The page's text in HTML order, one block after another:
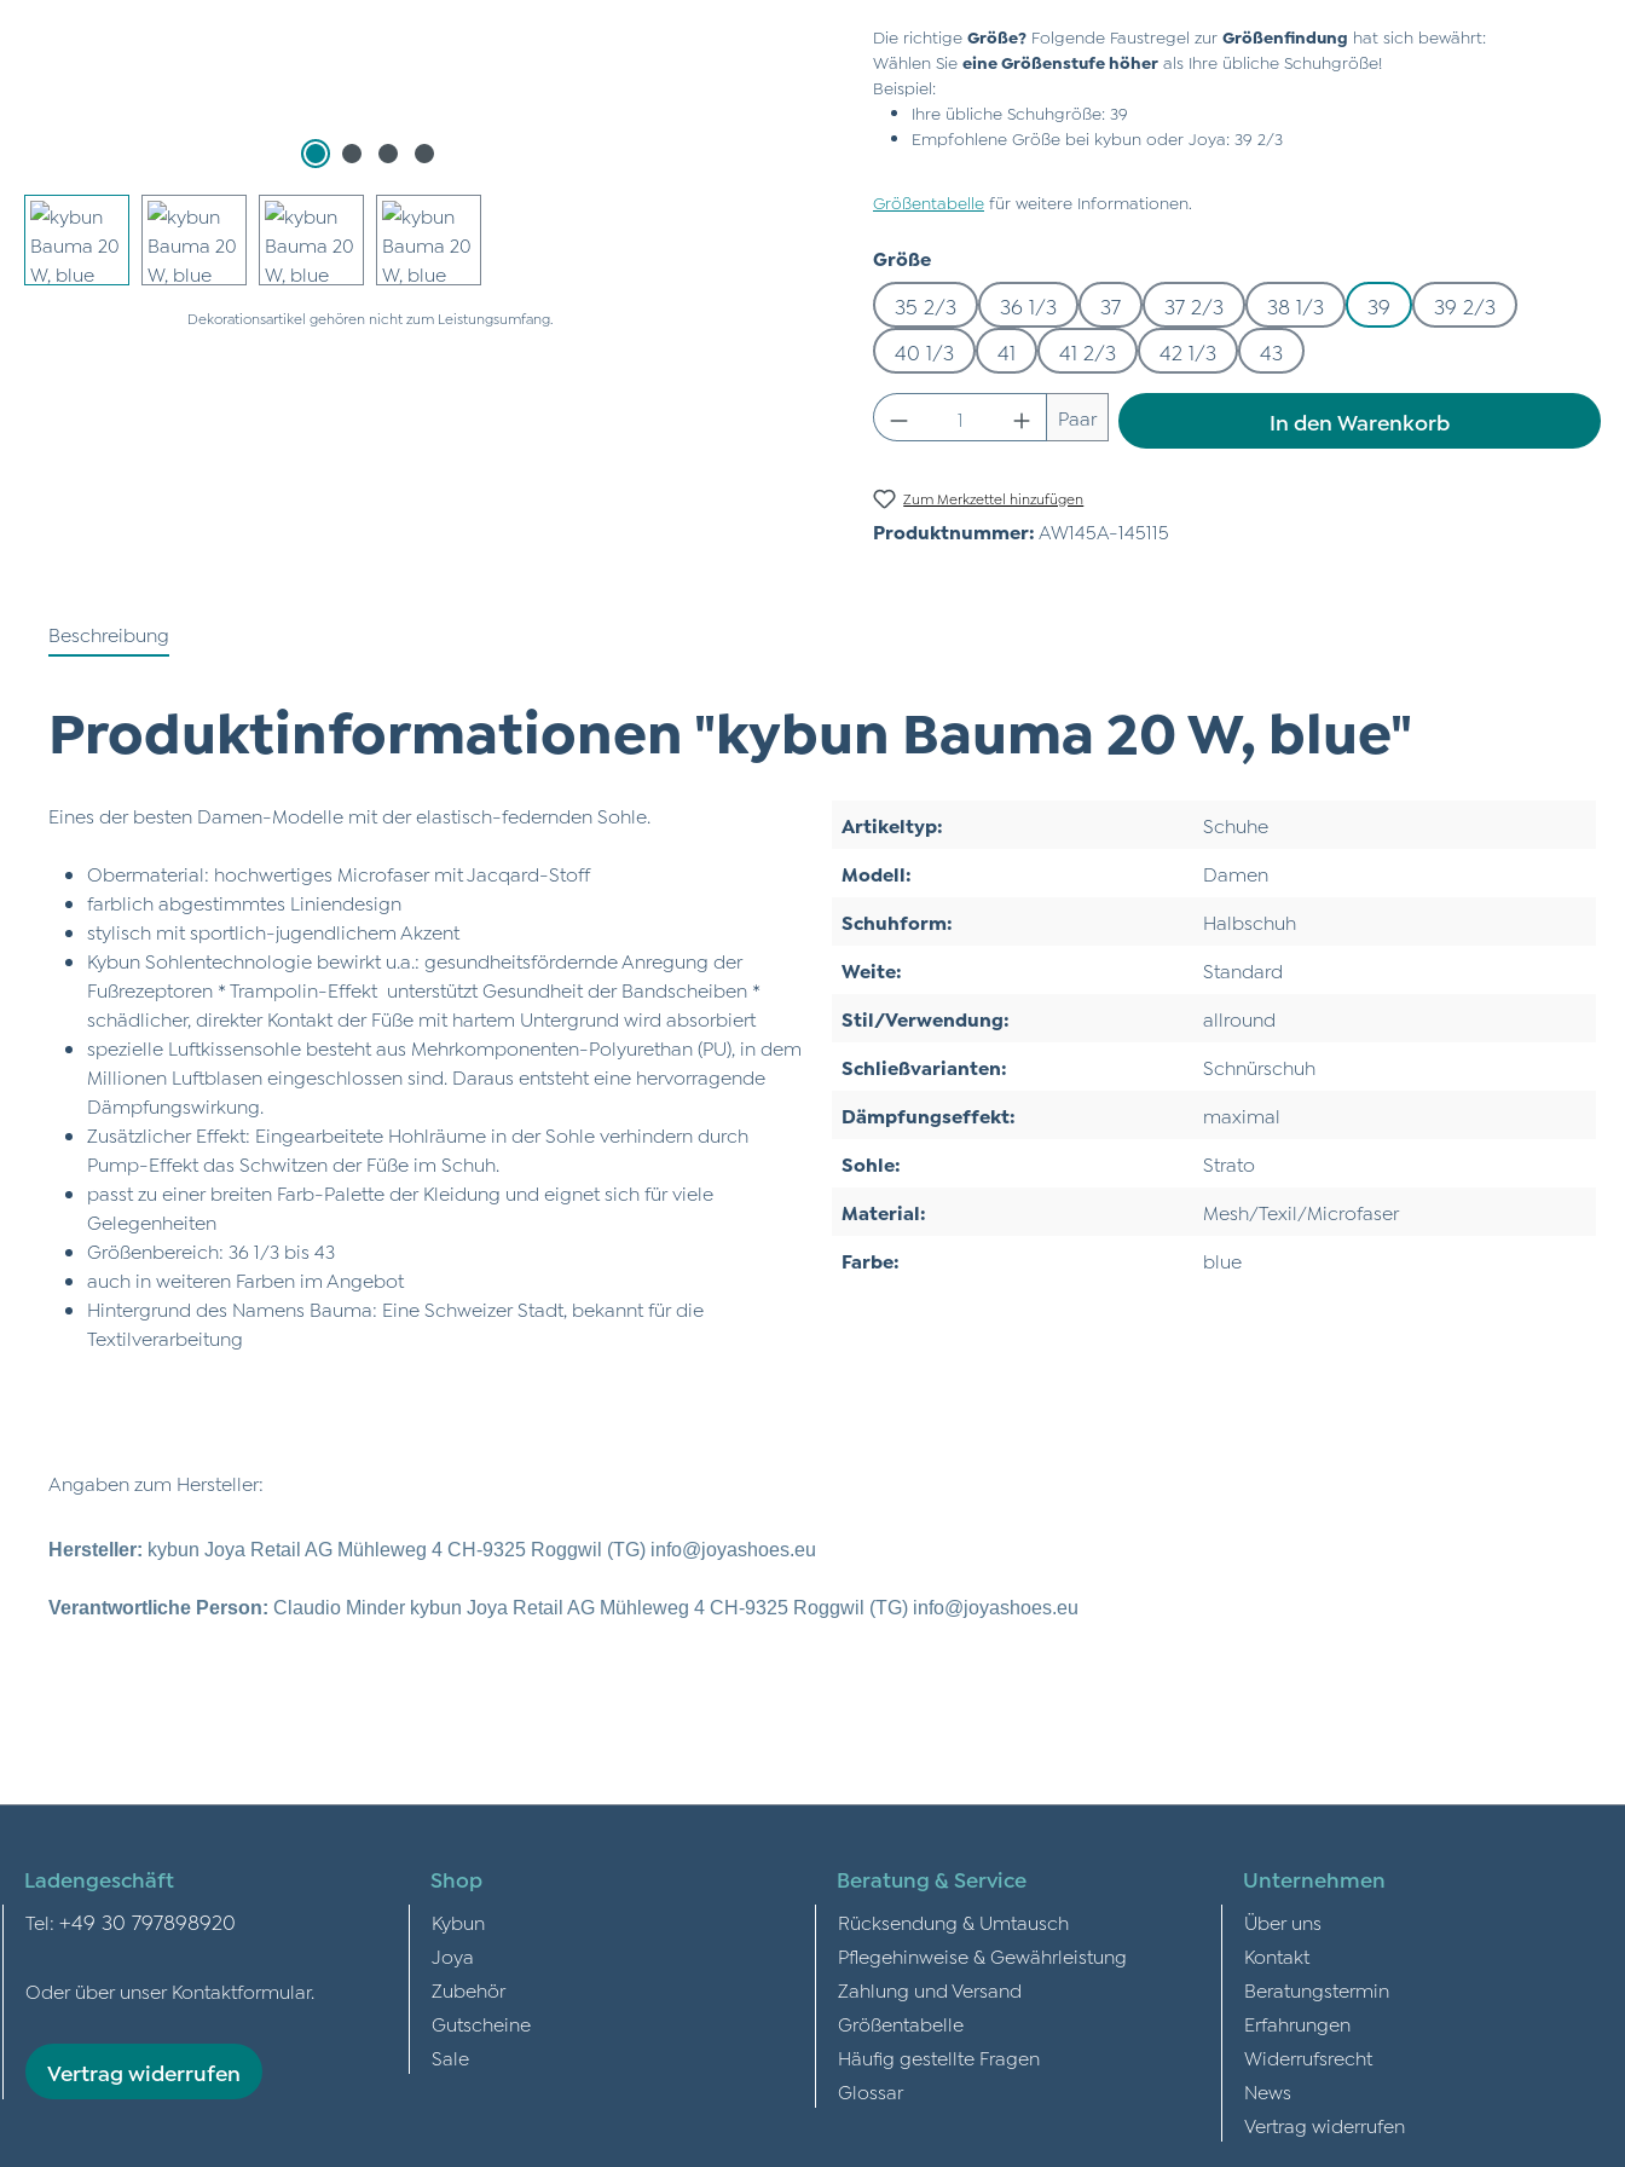
Dekorationsartikel gehören nicht zum Leistungsumfang.
Die richtige Größe? Folgende Faustregel zur Größenfindung hat sich bewährt:
Wählen Sie eine Größenstufe höher als Ihre übliche Schuhgröße!
Beispiel:
Ihre übliche Schuhgröße: 39
Empfohlene Größe bei kybun oder Joya: 39 2/3
Größentabelle für weitere Informationen.
Größeauswählen
35 2/3 36 1/3 37 37 2/3 38 1/3 39
39 2/3
40 1/3
41 41 2/3 42 1/3 43
Produkt Anzahl: Gib den gewünschten Wert ein oder
Paar In den Warenkorb
Zum Merkzettel hinzufügen
Produktnummer: AW145A-145115
Beschreibung
Produktinformationen "kybun Bauma 20 W, blue"
Eines der besten Damen-Modelle mit der elastisch-federnden Sohle.
Obermaterial: hochwertiges Microfaser mit Jacqard-Stoff
farblich abgestimmtes Liniendesign
stylisch mit sportlich-jugendlichem Akzent
Kybun Sohlentechnologie bewirkt u.a.: gesundheitsfördernde Anregung der
Fußrezeptoren * Trampolin-Effekt unterstützt Gesundheit der Bandscheiben *
schädlicher, direkter Kontakt der Füße mit hartem Untergrund wird absorbiert
spezielle Luftkissensohle besteht aus Mehrkomponenten-Polyurethan (PU), in dem
Millionen Luftblasen eingeschlossen sind. Daraus entsteht eine hervorragende
Dämpfungswirkung.
Zusätzlicher Effekt: Eingearbeitete Hohlräume in der Sohle verhindern durch
Pump-Effekt das Schwitzen der Füße im Schuh.
passt zu einer breiten Farb-Palette der Kleidung und eignet sich für viele
Gelegenheiten
Größenbereich: 36 1/3 bis 43
auch in weiteren Farben im Angebot
Hintergrund des Namens Bauma: Eine Schweizer Stadt, bekannt für die
Textilverarbeitung
Artikeltyp: Schuhe
Modell: Damen
Schuhform: Halbschuh
Weite: Standard
Stil/Verwendung: allround
Schließvarianten: Schnürschuh
Dämpfungseffekt: maximal
Sohle: Strato
Material: Mesh/Texil/Microfaser
Farbe: blue
Angaben zum Hersteller:
Hersteller: kybun Joya Retail AG Mühleweg 4 CH-9325 Roggwil (TG) info@joyashoes.eu
Verantwortliche Person: Claudio Minder kybun Joya Retail AG Mühleweg 4 CH-9325 Roggwil (TG) info@joyashoes.eu
Ladengeschäft
Tel: +49 30 797898920
Oder über unser Kontaktformular.
Vertrag widerrufen
Shop
Kybun
Joya
Zubehör
Gutscheine
Sale
Beratung & Service
Rücksendung & Umtausch
Pflegehinweise & Gewährleistung
Zahlung und Versand
Größentabelle
Häufig gestellte Fragen
Glossar
Unternehmen
Über uns
Kontakt
Beratungstermin
Erfahrungen
Widerrufsrecht
News
Vertrag widerrufen